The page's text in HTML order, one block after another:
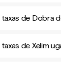
taxas de Dobra
taxas de Xelim